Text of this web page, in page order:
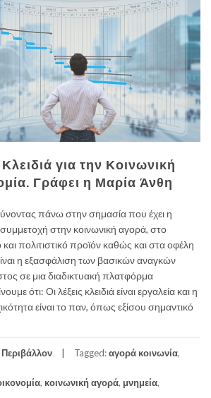
Κλειδιά για την Κοινωνική
Γράφει η Μαρία Άνθη
πάνω στην σημασία που έχει η
στην κοινωνική αγορά, στο
και πολιτιστικό προϊόν καθώς και στα οφέλη
η εξασφάλιση των βασικών αναγκών
σε μια διαδικτυακή πλατφόρμα
ότι: Οι λέξεις κλειδιά είναι εργαλεία και η
είναι το παν, όπως εξίσου σημαντικό
Περιβάλλον Tagged:αγορά κοινωνία,
, κοινωνική αγορά, μνημεία,